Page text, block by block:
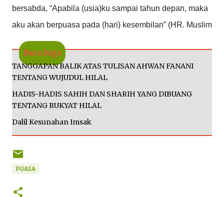
bersabda, “Apabila (usia)ku sampai tahun depan, maka
aku akan berpuasa pada (hari) kesembilan” (HR. Muslim
Baca Juga
TANGGAPAN BALIK ATAS TULISAN AHWAN FANANI
TENTANG WUJUDUL HILAL
HADIS-HADIS SAHIH DAN SHARIH YANG DIBUANG
TENTANG RUKYAT HILAL
Dalil Kesunahan Imsak
PUASA